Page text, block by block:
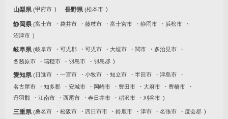
山梨県 甲府市 長野県 松本市
静岡県 富士市 袋井市 藤枝市 富士宮市 静岡市
浜松市
沼津市
岐阜県 岐阜市 可児郡 可児市 大垣市 関市
多治見市
各務原市
瑞穂市 羽島市 羽島郡
愛知県 日進市 一宮市 小牧市 知立市 半田市
津島市
名古屋市
知多郡 安城市 岡崎市 豊田市 大府市
豊橋市
丹羽郡
江南市 西尾市 春日井市 稲沢市 刈谷市
三重県 桑名市 松阪市 四日市市 鈴鹿市 津市 名張市 度会郡